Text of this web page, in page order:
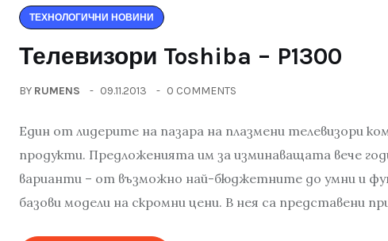
ТЕХНОЛОГИЧНИ НОВИНИ
Телевизори Toshiba – P1300
BY RUMENS 09.11.2013 0 COMMENTS
Един от лидерите на пазара на плазмени телевизори
продукти. Предложенията им за изминаващата вече
варианти – от възможно най-бюджетните до умни и
базови модели на скромни цени. В нея са представени